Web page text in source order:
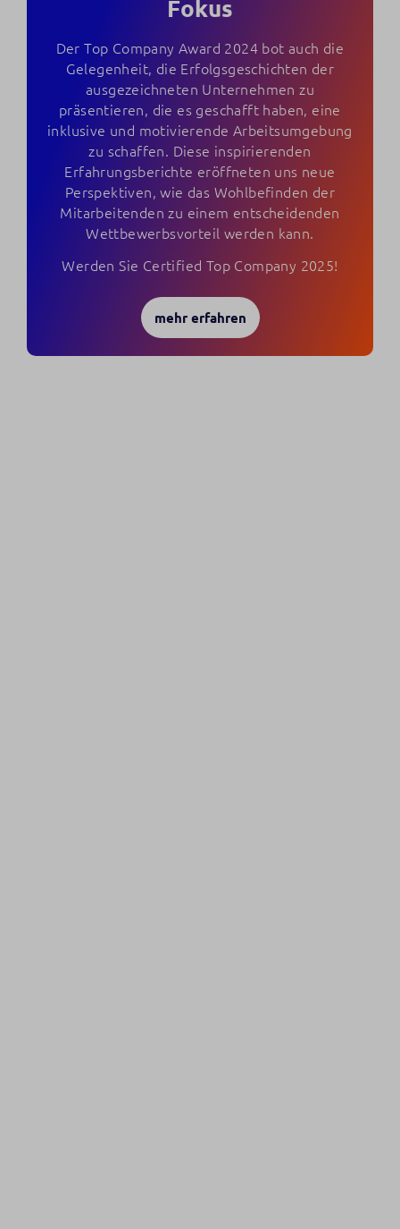
Fokus
Der Top Company Award 2024 bot auch die
Gelegenheit, die Erfolgsgeschichten der
ausgezeichneten Unternehmen zu
präsentieren, die es geschafft haben, eine
inklusive und motivierende Arbeitsumgebung
zu schaffen. Diese inspirierenden
Erfahrungsberichte eröffneten uns neue
Perspektiven, wie das Wohlbefinden der
Mitarbeitenden zu einem entscheidenden
Wettbewerbsvorteil werden kann.
Werden Sie Certified Top Company 2025!
mehr erfahren